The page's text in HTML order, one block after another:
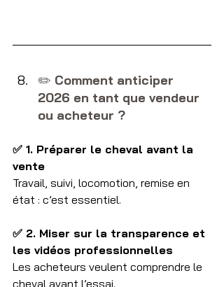
✏️ Comment anticiper
2026 en tant que vendeur
ou acheteur ?
✅ 1. Préparer le cheval avant la
vente
Travail, suivi, locomotion, remise en
état : c’est essentiel.
✅ 2. Miser sur la transparence et
les vidéos professionnelles
Les acheteurs veulent comprendre le
cheval avant l’essai.